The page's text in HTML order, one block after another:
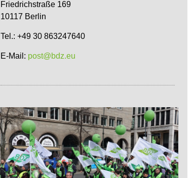
Friedrichstraße 169
10117 Berlin
Tel.: +49 30 863247640
E-Mail: post@bdz.eu